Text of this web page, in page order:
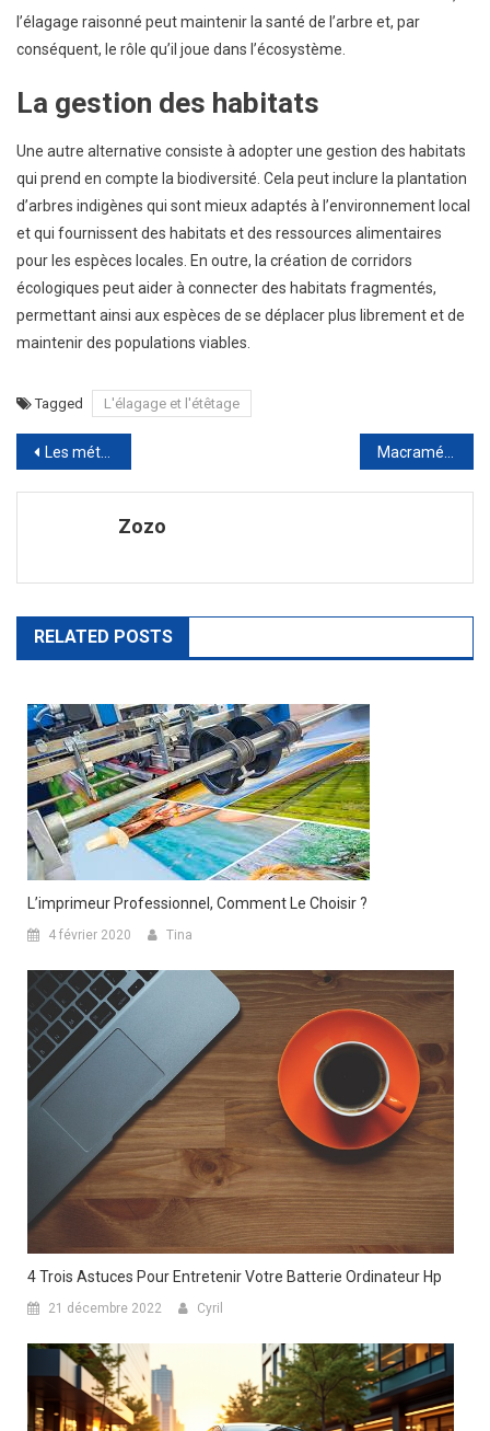
l’élagage raisonné peut maintenir la santé de l’arbre et, par
conséquent, le rôle qu’il joue dans l’écosystème.
La gestion des habitats
Une autre alternative consiste à adopter une gestion des habitats
qui prend en compte la biodiversité. Cela peut inclure la plantation
d’arbres indigènes qui sont mieux adaptés à l’environnement local
et qui fournissent des habitats et des ressources alimentaires
pour les espèces locales. En outre, la création de corridors
écologiques peut aider à connecter des habitats fragmentés,
permettant ainsi aux espèces de se déplacer plus librement et de
maintenir des populations viables.
Tagged L'élagage et l'étêtage
Navigation
de
l’article
Les méthodes d’élagage pour les arbres à risque
Zozo
RELATED POSTS
L’imprimeur Professionnel, Comment Le Choisir ?
4 février 2020 Tina
4 Trois Astuces Pour Entretenir Votre Batterie Ordinateur Hp
21 décembre 2022 Cyril